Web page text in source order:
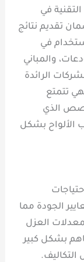
في
تقديم نتائج
في
والمباني
الرائدة
تتمتع
الذي
الألواح بشكل
الجودة مما
العزل
بشكل كبير
التكاليف.